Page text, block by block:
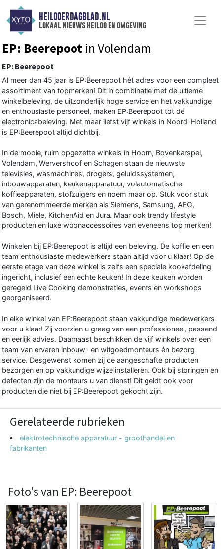
HEILOOERDAGBLAD.NL
lokaal nieuws heiloo en omgeving
EP: Beerepoot in Volendam
EP: Beerepoot
Al meer dan 45 jaar is EP:Beerepoot hét adres voor een compleet
assortiment van topmerken! Dit in combinatie met de ultieme
winkelbeleving, de uitzonderlijk hoge service en het vakkundige
en enthousiaste personeel, maken EP:Beerepoot tot dé
electronicabeleving. Met maar liefst vijf winkels in Noord-Holland
is EP:Beerepoot altijd dichtbij.
In de mooie, ruim opgezette winkels in Hoorn, Bovenkarspel,
Volendam, Wervershoof en Schagen staan de nieuwste
televisies, wasmachines, drogers, geluidssystemen,
inbouwapparaten, keukenapparatuur, volautomatische
koffieapparaten, stofzuigers en noem maar op. Stuk voor stuk
van gerenommeerde merken als Siemens, Samsung, AEG,
Bosch, Miele, KitchenAid en Jura. Maar ook trendy lifestyle
producten en luxe woonaccessoires van eveneens top merken!
Winkelen bij EP:Beerepoot is altijd een beleving. De koffie en een
team enthousiaste medewerkers staan altijd voor u klaar! Op de
eerste etage van deze winkel is zelfs een speciale kookafdeling
ingericht, inclusief een echte keuken! In deze keuken worden
geregeld Live Cooking demonstraties, events en workshops
georganiseerd.
In elke winkel van EP:Beerepoot staan vakkundige medewerkers
voor u klaar! Zij voorzien u graag van een professioneel, passend
en eerlijk advies. Daarnaast beschikken de vijf winkels over een
team van ervaren inbouw- en witgoedmonteurs én bezorg
service. Desgewenst komen zij de aangeschafte producten
bezorgen en op vakkundige wijze installeren. Ook bij storingen en
defecten zijn de monteurs u van dienst! Dit geldt ook voor
producten die niet bij EP:Beerepoot gekocht zijn.
Gerelateerde rubrieken
elektrotechnische apparatuur - groothandel en
fabrikanten
Foto's van EP: Beerepoot